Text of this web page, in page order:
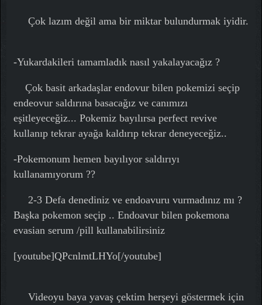
Çok lazım değil ama bir miktar bulundurmak iyidir.
-Yukardakileri tamamladık nasıl yakalayacağız ?
Çok basit arkadaşlar endovur bilen pokemizi seçip
endeovur saldırına basacağız ve canımızı
eşitleyeceğiz... Pokemiz bayılırsa perfect revive
kullanıp tekrar ayağa kaldırıp tekrar deneyeceğiz..
-Pokemonum hemen bayılıyor saldırıyı
kullanamıyorum ??
2-3 Defa denediniz ve endoavuru vurmadınız mı ?
Başka pokemon seçip .. Endoavur bilen pokemona
evasian serum /pill kullanabilirsiniz
[youtube]QPcnlmtLHYo[/youtube]
Videoyu baya yavaş çektim herşeyi göstermek için